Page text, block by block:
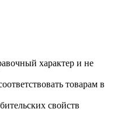
характер и не
товарам в
свойств